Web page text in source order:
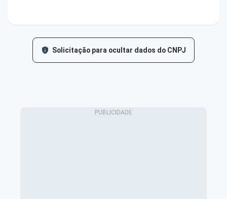
Solicitação para ocultar dados do CNPJ